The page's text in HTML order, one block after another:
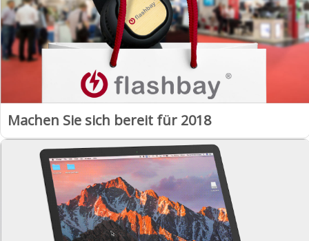
Machen Sie sich bereit für 2018